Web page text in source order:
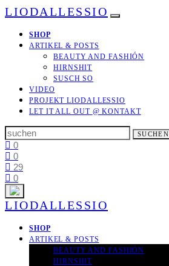
LIODALLESSIO
SHOP
ARTIKEL & POSTS
BEAUTY AND FASHIÓN
HIRNSHIT
SUSCH SO
VIDEO
PROJEKT LIODALLESSIO
LET IT ALL OUT @ KONTAKT
Search
for:
SUCHEN
0
0
29
0
LIODALLESSIO
SHOP
ARTIKEL & POSTS
BEAUTY AND FASHIÓN
HIRNSHIT